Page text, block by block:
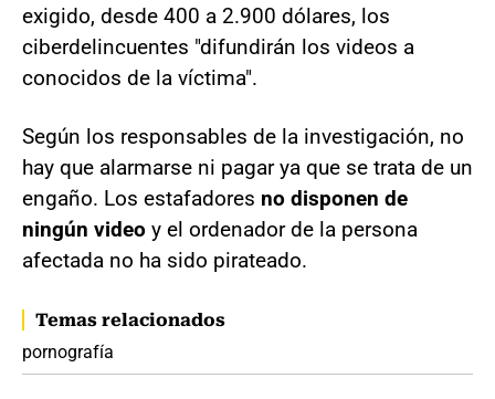
exigido, desde 400 a 2.900 dólares, los
ciberdelincuentes "difundirán los videos a
conocidos de la víctima".
Según los responsables de la investigación, no
hay que alarmarse ni pagar ya que se trata de un
engaño. Los estafadores no disponen de
ningún video y el ordenador de la persona
afectada no ha sido pirateado.
Temas relacionados
pornografía